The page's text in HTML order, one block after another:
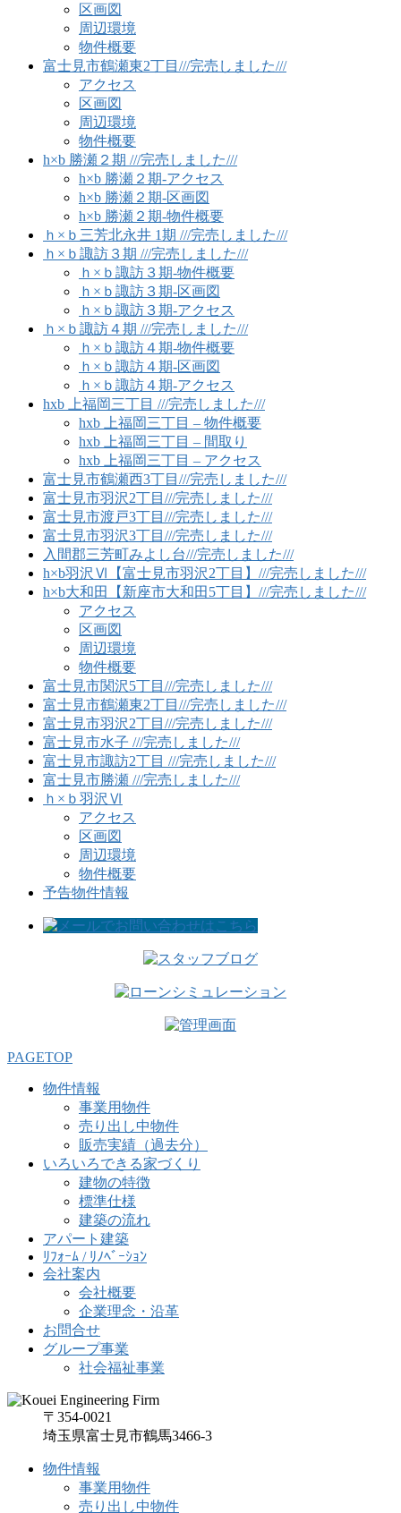
区画図
周辺環境
物件概要
富士見市鶴瀬東2丁目///完売しました///
アクセス
区画図
周辺環境
物件概要
h×b 勝瀬２期 ///完売しました///
h×b 勝瀬２期-アクセス
h×b 勝瀬２期-区画図
h×b 勝瀬２期-物件概要
ｈ×ｂ三芳北永井 1期 ///完売しました///
ｈ×ｂ諏訪３期 ///完売しました///
ｈ×ｂ諏訪３期-物件概要
ｈ×ｂ諏訪３期-区画図
ｈ×ｂ諏訪３期-アクセス
ｈ×ｂ諏訪４期 ///完売しました///
ｈ×ｂ諏訪４期-物件概要
ｈ×ｂ諏訪４期-区画図
ｈ×ｂ諏訪４期-アクセス
hxb 上福岡三丁目 ///完売しました///
hxb 上福岡三丁目 – 物件概要
hxb 上福岡三丁目 – 間取り
hxb 上福岡三丁目 – アクセス
富士見市鶴瀬西3丁目///完売しました///
富士見市羽沢2丁目///完売しました///
富士見市渡戸3丁目///完売しました///
富士見市羽沢3丁目///完売しました///
入間郡三芳町みよし台///完売しました///
h×b羽沢Ⅵ【富士見市羽沢2丁目】///完売しました///
h×b大和田【新座市大和田5丁目】///完売しました///
アクセス
区画図
周辺環境
物件概要
富士見市関沢5丁目///完売しました///
富士見市鶴瀬東2丁目///完売しました///
富士見市羽沢2丁目///完売しました///
富士見市水子 ///完売しました///
富士見市諏訪2丁目 ///完売しました///
富士見市勝瀬 ///完売しました///
ｈ×ｂ羽沢Ⅵ
アクセス
区画図
周辺環境
物件概要
予告物件情報
PAGETOP
物件情報
事業用物件
売り出し中物件
販売実績（過去分）
いろいろできる家づくり
建物の特徴
標準仕様
建築の流れ
アパート建築
ﾘﾌｫｰﾑ / ﾘﾉﾍﾞｰｼｮﾝ
会社案内
会社概要
企業理念・沿革
お問合せ
グループ事業
社会福祉事業
〒354-0021
埼玉県富士見市鶴馬3466-3
物件情報
事業用物件
売り出し中物件